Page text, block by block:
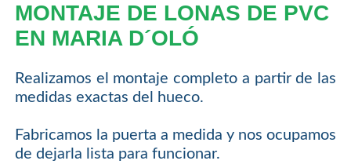
MONTAJE DE LONAS DE PVC
EN MARIA D´OLÓ
Realizamos el montaje completo a partir de las
medidas exactas del hueco.
Fabricamos la puerta a medida y nos ocupamos
de dejarla lista para funcionar.